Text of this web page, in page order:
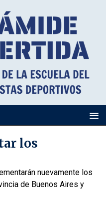
los
nuevamente los
de Buenos Aires y